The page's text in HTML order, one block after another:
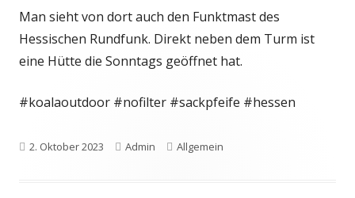
Man sieht von dort auch den Funktmast des
Hessischen Rundfunk. Direkt neben dem Turm ist
eine Hütte die Sonntags geöffnet hat.
#koalaoutdoor #nofilter #sackpfeife #hessen
Veröffentlicht
2. Oktober 2023 Autor
Admin Kategorien
Allgemein